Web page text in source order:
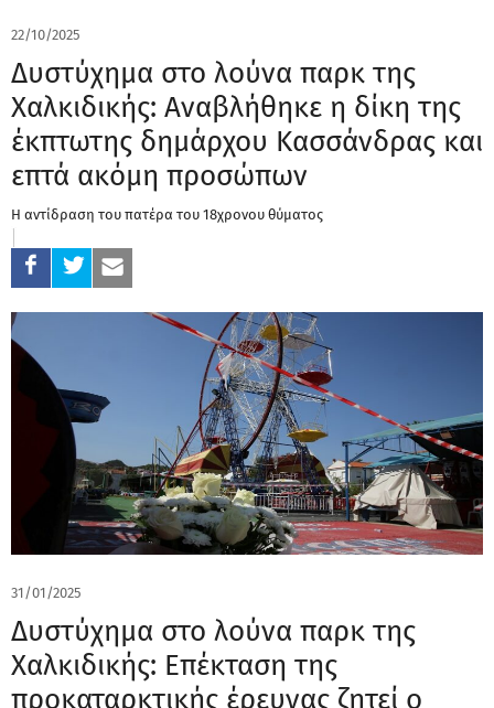
22/10/2025
Δυστύχημα στο λούνα παρκ της
Χαλκιδικής: Αναβλήθηκε η δίκη της
έκπτωτης δημάρχου Κασσάνδρας και
επτά ακόμη προσώπων
Η αντίδραση του πατέρα του 18χρονου θύματος
31/01/2025
Δυστύχημα στο λούνα παρκ της
Χαλκιδικής: Επέκταση της
προκαταρκτικής έρευνας ζητεί ο